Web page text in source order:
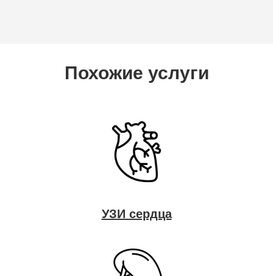
Похожие услуги
УЗИ сердца